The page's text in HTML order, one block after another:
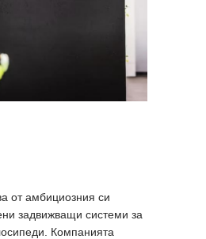
от амбициозния си
задвижващи системи за
Компанията